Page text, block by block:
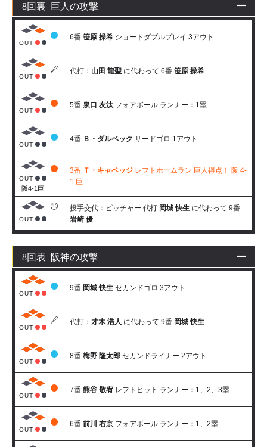
8回裏 巨人の攻撃
OUT
6番 笹原 操希 ショートダブルプレイ 3アウト
OUT
代打： 山田 龍聖 に代わって 6番 笹原 操希
OUT
5番 泉口 友汰 フォアボール ランナー：1塁
OUT
4番 Ｂ・ダルベック サードゴロ 1アウト
OUT
阪4-1巨
3番 Ｔ・キャベッジ レフトホームラン 巨人得点！ 阪 4-
1 巨
OUT
投手交代：ピッチャー 代打 岡城 快生 に代わって 9番
岩崎 優
8回表 阪神の攻撃
OUT
9番 岡城 快生 セカンドゴロ 3アウト
OUT
代打： 才木 浩人 に代わって 9番 岡城 快生
OUT
8番 梅野 隆太郎 セカンドライナー 2アウト
OUT
7番 熊谷 敬宥 レフトヒット ランナー：1、2、3塁
OUT
6番 前川 右京 フォアボール ランナー：1、2塁